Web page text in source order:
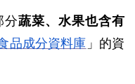
分蔬菜、水果也含有
品成分資料庫 」的資